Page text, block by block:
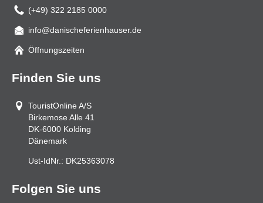
(+49) 322 2185 0000
Mail
info@danischeferienhauser.de
Öffnungszeiten
Finden Sie uns
TouristOnline A/S
Birkemose Alle 41
DK-6000 Kolding
Dänemark
Ust-IdNr.: DK25363078
Folgen Sie uns